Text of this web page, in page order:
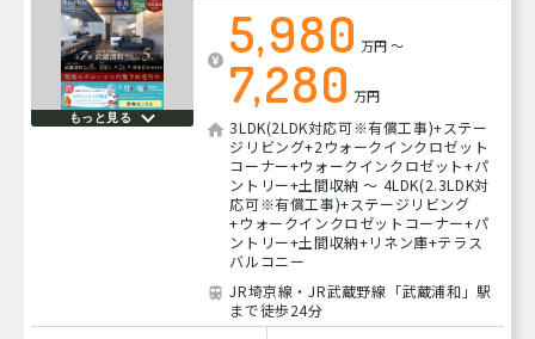
もっと見る
5,980 万円～
7,280 万円
3LDK(2LDK対応可※有償工事)+ステー
ジリビング+2ウォークインクロゼット
コーナー+ウォークインクロゼット+パ
ントリー+土間収納 ～ 4LDK(2.3LDK対
応可※有償工事)+ステージリビング
+ウォークインクロゼットコーナー+パ
ントリー+土間収納+リネン庫+テラス
バルコニー
JR埼京線・JR武蔵野線「武蔵浦和」駅
まで徒歩24分